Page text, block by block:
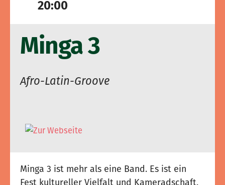
20:00
Minga 3
Afro-Latin-Groove
Minga 3 ist mehr als eine Band. Es ist ein
Fest kultureller Vielfalt und Kameradschaft,